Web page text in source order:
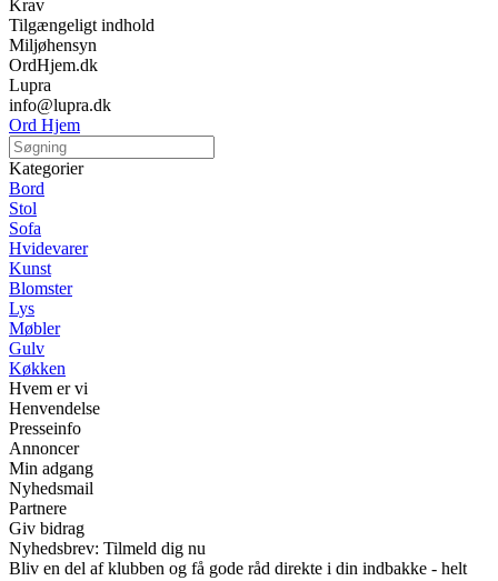
Krav
Tilgængeligt indhold
Miljøhensyn
OrdHjem.dk
Lupra
info@lupra.dk
Ord Hjem
Kategorier
Bord
Stol
Sofa
Hvidevarer
Kunst
Blomster
Lys
Møbler
Gulv
Køkken
Hvem er vi
Henvendelse
Presseinfo
Annoncer
Min adgang
Nyhedsmail
Partnere
Giv bidrag
Nyhedsbrev: Tilmeld dig nu
Bliv en del af klubben og få gode råd direkte i din indbakke - helt